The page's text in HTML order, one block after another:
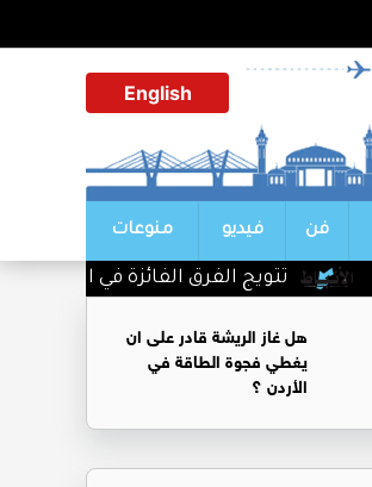
English
فن فيديو منوعات
تتويج الفرق الفائزة في اليوم الأول
هل غاز الريشة قادر على ان
يغطي فجوة الطاقة في
الأردن ؟